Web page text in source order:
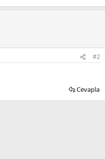
#2
Cevapla